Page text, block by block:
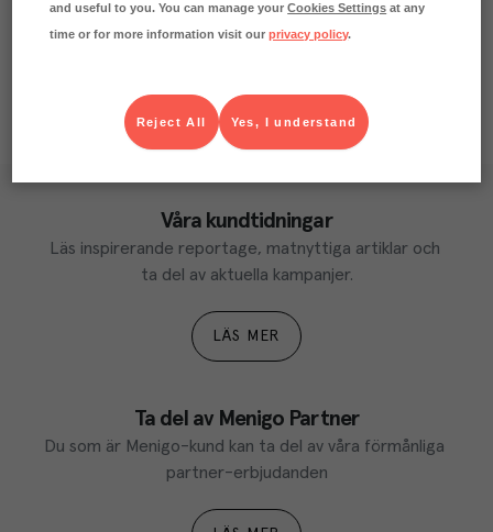
Våra kundtidningar
Läs inspirerande reportage, matnyttiga artiklar och
ta del av aktuella kampanjer.
LÄS MER
Ta del av Menigo Partner
Du som är Menigo-kund kan ta del av våra förmånliga
partner-erbjudanden
and useful to you. You can manage yourCookies Settings at any
time or for more information visit ourprivacy policy.
Yes, I understand
Reject All